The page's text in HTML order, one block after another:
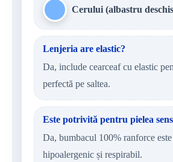
Cerului (albastru
Lenjeria are elastic?
Da, include cearceaf cu elastic
perfectă pe saltea.
Este potrivită pentru pielea
Da, bumbacul 100% ranforce
hipoalergenic și respirabil.